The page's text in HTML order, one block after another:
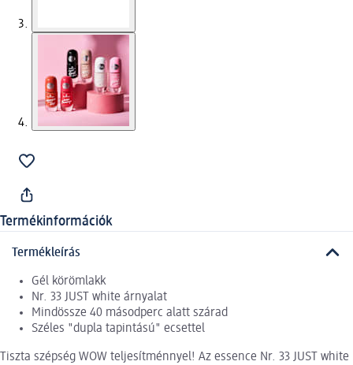
Termékinformációk
Termékleírás
Gél körömlakk
Nr. 33 JUST white árnyalat
Mindössze 40 másodperc alatt szárad
Széles "dupla tapintású" ecsettel
Tiszta szépség WOW teljesítménnyel! Az essence Nr. 33 JUST white